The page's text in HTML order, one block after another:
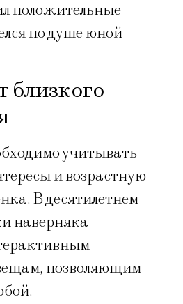
положительные
по душе юной
близкого
учитывать
и возрастную
В десятилетнем
наверняка
позволяющим